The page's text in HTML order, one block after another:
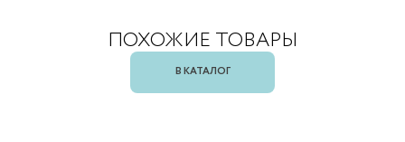
ПОХОЖИЕ ТОВАРЫ
В КАТАЛОГ